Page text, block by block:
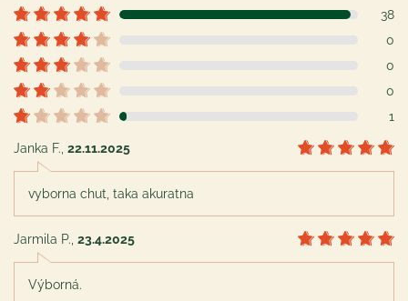
38
0
0
0
1
Janka F. 22.11.2025
vyborna chut, taka akuratna
Jarmila P. 23.4.2025
Výborná.